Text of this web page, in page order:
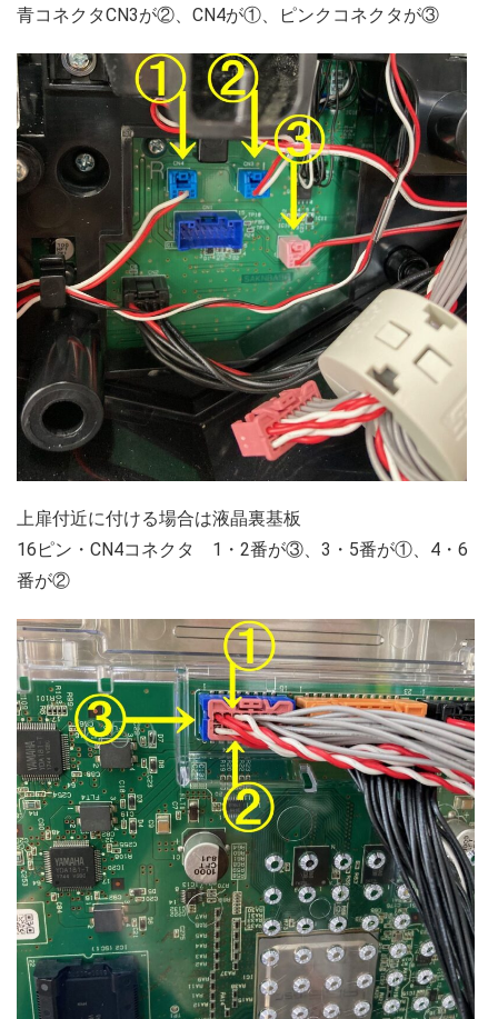
青コネクタCN3が②、CN4が①、ピンクコネクタが③
上扉付近に付ける場合は液晶裏基板
16ピン・CN4コネクタ 1・2番が③、3・5番が①、4・6
番が②